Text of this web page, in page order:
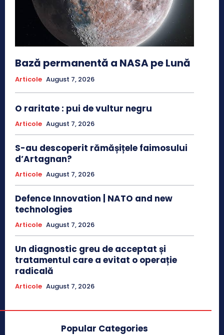
Bază permanentă a NASA pe Lună
Articole August 7, 2026
O raritate : pui de vultur negru
Articole August 7, 2026
S-au descoperit rămășițele faimosului
d’Artagnan?
Articole August 7, 2026
Defence Innovation | NATO and new
technologies
Articole August 7, 2026
Un diagnostic greu de acceptat și
tratamentul care a evitat o operație
radicală
Articole August 7, 2026
Popular Categories